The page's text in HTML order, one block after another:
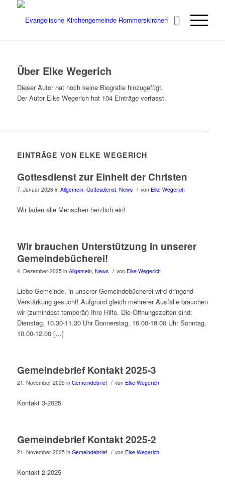
Über Elke Wegerich
Dieser Autor hat noch keine Biografie hinzugefügt.
Der Autor Elke Wegerichhat 104 Einträge verfasst.
EINTRÄGE VON ELKE WEGERICH
Gottesdienst zur Einheit der Christen
7. Januar 2026 in Allgemein, Gottesdienst, News / von Elke Wegerich
Wir laden alle Menschen herzlich ein!
Wir brauchen Unterstützung in unserer
Gemeindebücherei!
4. Dezember 2025 in Allgemein, News / von Elke Wegerich
Liebe Gemeinde, in unserer Gemeindebücherei wird dringend
Verstärkung gesucht! Aufgrund gleich mehrerer Ausfälle brauchen
wir (zumindest temporär) Ihre Hilfe. Die Öffnungszeiten sind:
Dienstag, 10.30-11.30 Uhr Donnerstag, 16.00-18.00 Uhr Sonntag,
10.00-12.00 […]
Gemeindebrief Kontakt 2025-3
21. November 2025 in Gemeindebrief / von Elke Wegerich
Kontakt 3-2025
Gemeindebrief Kontakt 2025-2
21. November 2025 in Gemeindebrief / von Elke Wegerich
Kontakt 2-2025